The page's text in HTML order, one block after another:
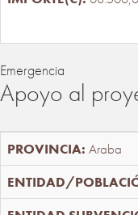
Emergencia
Apoyo al
Araba